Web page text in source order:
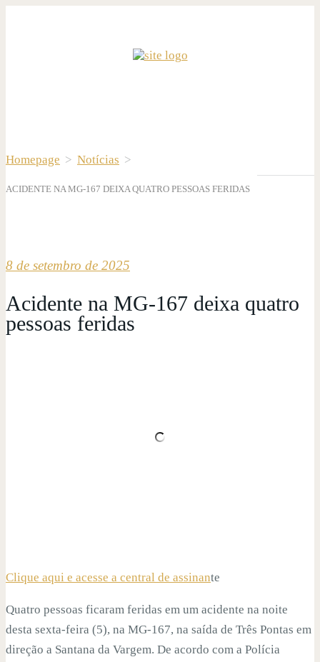
Homepage > Notícias >
ACIDENTE NA MG-167 DEIXA QUATRO PESSOAS FERIDAS
8 de setembro de 2025
Acidente na MG-167 deixa quatro
pessoas feridas
Clique aqui e acesse a central de assinante
Quatro pessoas ficaram feridas em um acidente na noite
desta sexta-feira (5), na MG-167, na saída de Três Pontas em
direção a Santana da Vargem. De acordo com a Polícia